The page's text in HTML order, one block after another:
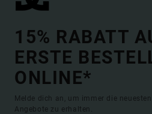
15% RABATT
ERSTE
ONLINE*
Melde dich an, um immer die
Angebote zu erhalten.